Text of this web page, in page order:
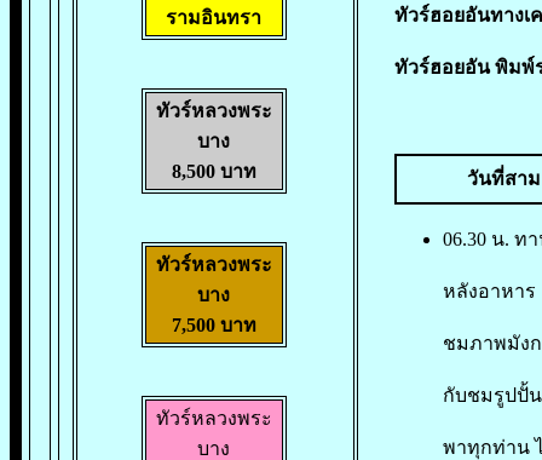
รามอินทรา
ทัวร์หลวงพระ
บาง
8,500 บาท
ทัวร์หลวงพระ
บาง
7,500 บาท
ทัวร์หลวงพระ
บาง
ทัวร์ฮอยอันทางเ
ทัวร์ฮอยอัน พิมพ์
วันที่สา
06.30 น. ท
หลังอาหาร
ชมภาพมัง
กับชมรูปปั้
พาทุกท่าน